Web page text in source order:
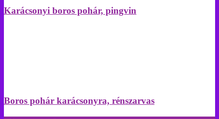
Karácsonyi boros pohár, pingvin
Boros pohár karácsonyra, rénszarvas